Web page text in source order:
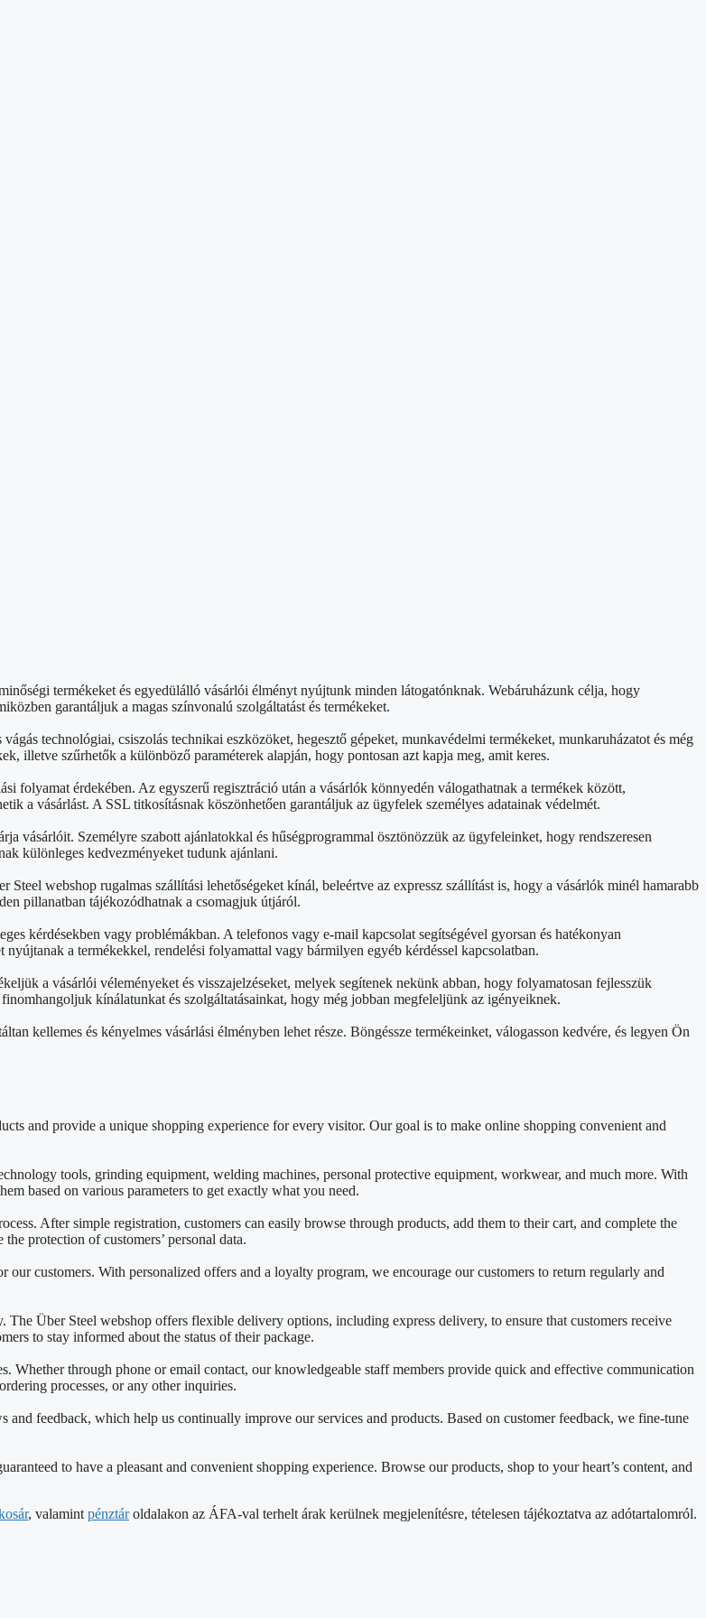
termékeket és egyedülálló vásárlói élményt nyújtunk minden látogatónknak. Webáruházunk célja, hogy
garantáljuk a magas színvonalú szolgáltatást és termékeket.
technológiai, csiszolás technikai eszközöket, hegesztő gépeket, munkavédelmi termékeket, munkaruházatot és még
illetve szűrhetők a különböző paraméterek alapján, hogy pontosan azt kapja meg, amit keres.
folyamat érdekében. Az egyszerű regisztráció után a vásárlók könnyedén válogathatnak a termékek között,
a vásárlást. A SSL titkosításnak köszönhetően garantáljuk az ügyfelek személyes adatainak védelmét.
vásárlóit. Személyre szabott ajánlatokkal és hűségprogrammal ösztönözzük az ügyfeleinket, hogy rendszeresen
különleges kedvezményeket tudunk ajánlani.
webshop rugalmas szállítási lehetőségeket kínál, beleértve az expressz szállítást is, hogy a vásárlók minél hamarabb
pillanatban tájékozódhatnak a csomagjuk útjáról.
kérdésekben vagy problémákban. A telefonos vagy e-mail kapcsolat segítségével gyorsan és hatékonyan
a termékekkel, rendelési folyamattal vagy bármilyen egyéb kérdéssel kapcsolatban.
a vásárlói véleményeket és visszajelzéseket, melyek segítenek nekünk abban, hogy folyamatosan fejlesszük
kínálatunkat és szolgáltatásainkat, hogy még jobban megfeleljünk az igényeiknek.
kellemes és kényelmes vásárlási élményben lehet része. Böngéssze termékeinket, válogasson kedvére, és legyen Ön
and provide a unique shopping experience for every visitor. Our goal is to make online shopping convenient and
tools, grinding equipment, welding machines, personal protective equipment, workwear, and much more. With
based on various parameters to get exactly what you need.
After simple registration, customers can easily browse through products, add them to their cart, and complete the
protection of customers’ personal data.
customers. With personalized offers and a loyalty program, we encourage our customers to return regularly and
Über Steel webshop offers flexible delivery options, including express delivery, to ensure that customers receive
to stay informed about the status of their package.
Whether through phone or email contact, our knowledgeable staff members provide quick and effective communication
processes, or any other inquiries.
and feedback, which help us continually improve our services and products. Based on customer feedback, we fine-tune
to have a pleasant and convenient shopping experience. Browse our products, shop to your heart’s content, and
, valamint pénztároldalakon az ÁFA-val terhelt árak kerülnek megjelenítésre, tételesen tájékoztatva az adótartalomról.